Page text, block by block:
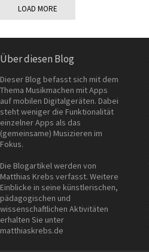
LOAD MORE
Über diesen Blog
Dieser Blog befasst sich mit dem
Thema Musikmachen mit Apps
auf mobilen Digitalgeräten. Dabei
steht weniger die Funktionalität
einzelner Apps als das
(gemeinsame) Musizieren im
Fokus.
Die Blogartikel werden von
Matthias Krebs verfasst. Weitere
Einblicke in seine künstlerischen,
pädagogischen und
wissenschaftlichen Aktivitäten
erhalten Sie unter
matthiaskrebs.de